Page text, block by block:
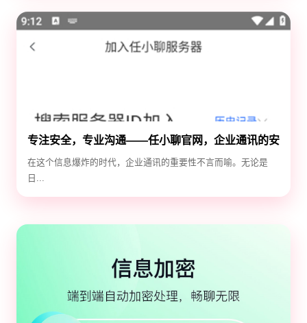
专注安全，专业沟通——任小聊官网，企业通讯的安
全守护神
在这个信息爆炸的时代，企业通讯的重要性不言而喻。无论是
日...